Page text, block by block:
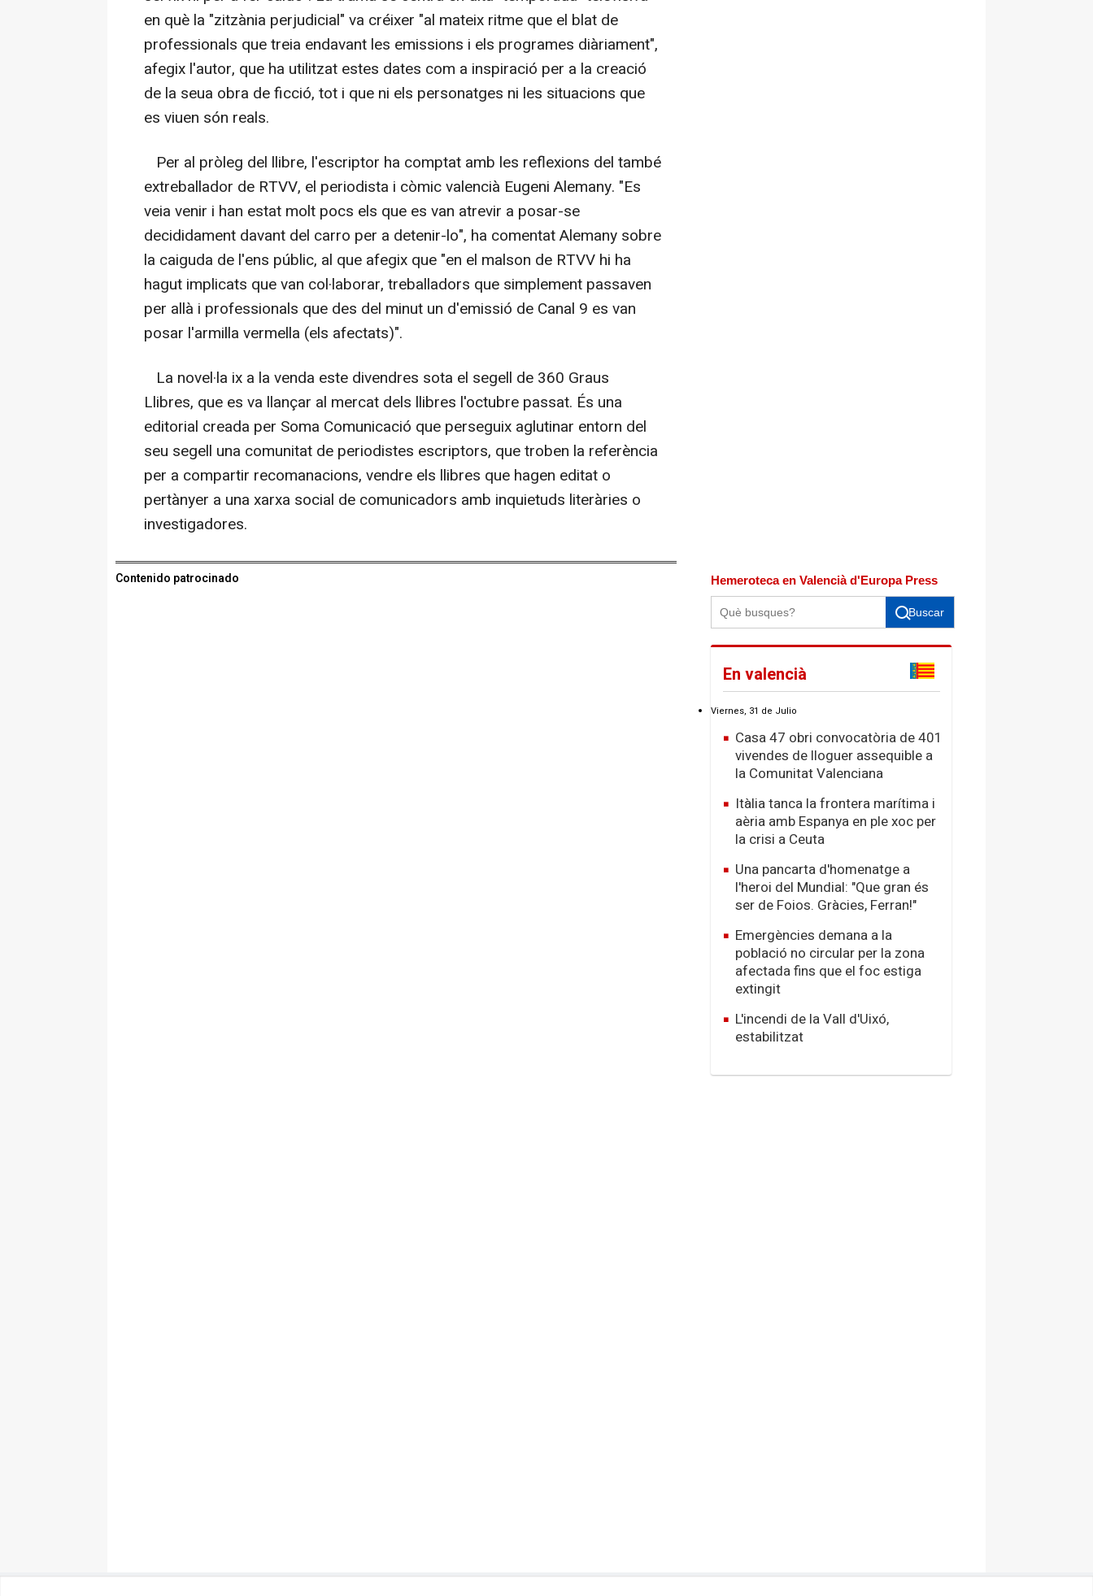
en què la "zitzània perjudicial" va créixer "al mateix ritme que el blat de
professionals que treia endavant les emissions i els programes diàriament",
afegix l'autor, que ha utilitzat estes dates com a inspiració per a la creació
de la seua obra de ficció, tot i que ni els personatges ni les situacions que
es viuen són reals.
Per al pròleg del llibre, l'escriptor ha comptat amb les reflexions del també
extreballador de RTVV, el periodista i còmic valencià Eugeni Alemany. "Es
veia venir i han estat molt pocs els que es van atrevir a posar-se
decididament davant del carro per a detenir-lo", ha comentat Alemany sobre
la caiguda de l'ens públic, al que afegix que "en el malson de RTVV hi ha
hagut implicats que van col·laborar, treballadors que simplement passaven
per allà i professionals que des del minut un d'emissió de Canal 9 es van
posar l'armilla vermella (els afectats)".
La novel·la ix a la venda este divendres sota el segell de 360 Graus
Llibres, que es va llançar al mercat dels llibres l'octubre passat. És una
editorial creada per Soma Comunicació que perseguix aglutinar entorn del
seu segell una comunitat de periodistes escriptors, que troben la referència
per a compartir recomanacions, vendre els llibres que hagen editat o
pertànyer a una xarxa social de comunicadors amb inquietuds literàries o
investigadores.
Contenido patrocinado Hemeroteca en Valencià d'Europa Press
Buscar
En valencià
Viernes, 31 de Julio
Casa 47 obri convocatòria de 401
vivendes de lloguer assequible a
la Comunitat Valenciana
Itàlia tanca la frontera marítima i
aèria amb Espanya en ple xoc per
la crisi a Ceuta
Una pancarta d'homenatge a
l'heroi del Mundial: "Que gran és
ser de Foios. Gràcies, Ferran!"
Emergències demana a la
població no circular per la zona
afectada fins que el foc estiga
extingit
L'incendi de la Vall d'Uixó,
estabilitzat